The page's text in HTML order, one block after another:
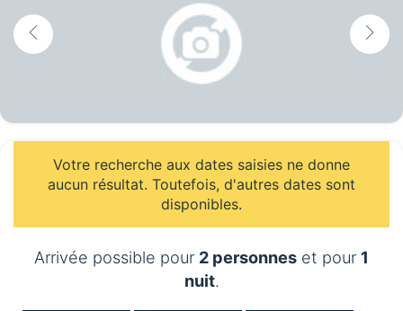
Votre recherche aux dates saisies ne donne
aucun résultat. Toutefois, d'autres dates sont
disponibles.
Arrivée possible pour 2 personnes et pour 1
nuit.